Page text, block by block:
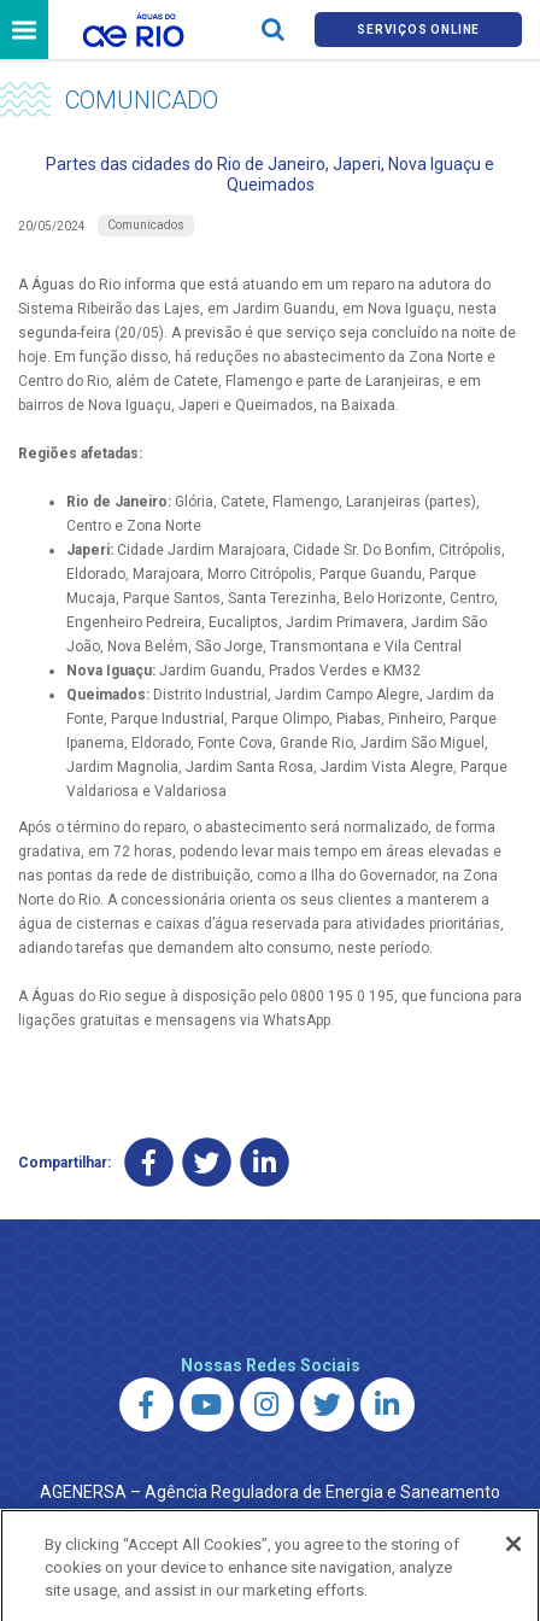
SERVIÇOS ONLINE
COMUNICADO
Partes das cidades do Rio de Janeiro, Japeri, Nova Iguaçu e
Queimados
20/05/2024 Comunicados
A Águas do Rio informa que está atuando em um reparo na adutora do
Sistema Ribeirão das Lajes, em Jardim Guandu, em Nova Iguaçu, nesta
segunda-feira (20/05). A previsão é que serviço seja concluído na noite de
hoje. Em função disso, há reduções no abastecimento da Zona Norte e
Centro do Rio, além de Catete, Flamengo e parte de Laranjeiras, e em
bairros de Nova Iguaçu, Japeri e Queimados, na Baixada.
Regiões afetadas:
Rio de Janeiro: Glória, Catete, Flamengo, Laranjeiras (partes),
Centro e Zona Norte
Japeri: Cidade Jardim Marajoara, Cidade Sr. Do Bonfim, Citrópolis,
Eldorado, Marajoara, Morro Citrópolis, Parque Guandu, Parque
Mucaja, Parque Santos, Santa Terezinha, Belo Horizonte, Centro,
Engenheiro Pedreira, Eucaliptos, Jardim Primavera, Jardim São
João, Nova Belém, São Jorge, Transmontana e Vila Central
Nova Iguaçu: Jardim Guandu, Prados Verdes e KM32
Queimados: Distrito Industrial, Jardim Campo Alegre, Jardim da
Fonte, Parque Industrial, Parque Olimpo, Piabas, Pinheiro, Parque
Ipanema, Eldorado, Fonte Cova, Grande Rio, Jardim São Miguel,
Jardim Magnolia, Jardim Santa Rosa, Jardim Vista Alegre, Parque
Valdariosa e Valdariosa
Após o término do reparo, o abastecimento será normalizado, de forma
gradativa, em 72 horas, podendo levar mais tempo em áreas elevadas e
nas pontas da rede de distribuição, como a Ilha do Governador, na Zona
Norte do Rio. A concessionária orienta os seus clientes a manterem a
água de cisternas e caixas d’água reservada para atividades prioritárias,
adiando tarefas que demandem alto consumo, neste período.
A Águas do Rio segue à disposição pelo 0800 195 0 195, que funciona para
ligações gratuitas e mensagens via WhatsApp.
Compartilhar:
Nossas Redes Sociais
AGENERSA – Agência Reguladora de Energia e Saneamento
do Estado do Rio de Janeiro
0800 024 9040 · (21) 2332-6457 (WhatsApp) ·
ouvidoria@agenersa.rj.gov.br/ouvidoria.agenersa@gmail.com
·http://www.agenersa.rj.gov.br
By clicking “Accept All Cookies”, you agree to the storing of
cookies on your device to enhance site navigation, analyze
site usage, and assist in our marketing efforts.